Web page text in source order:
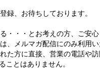
録、お待ちしております。
・・・とお考えの方、ご安心
、メルマガ配信にのみ利用い
た方に直接、営業の電話や訪
ことはありません。